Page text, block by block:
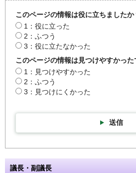
このページの情報は役に立ちましたか
1：役に立った
2：ふつう
3：役に立たなかった
このページの情報は見つけやすかった
1：見つけやすかった
2：ふつう
3：見つけにくかった
送信
議長・副議長